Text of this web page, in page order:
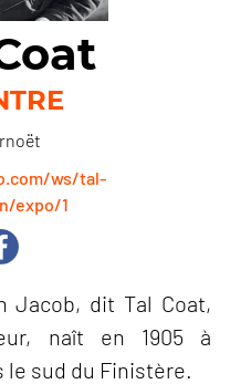
ws/tal-
expo/1
Jacob, dit Tal Coat,
naît en 1905 à
le sud du Finistère.